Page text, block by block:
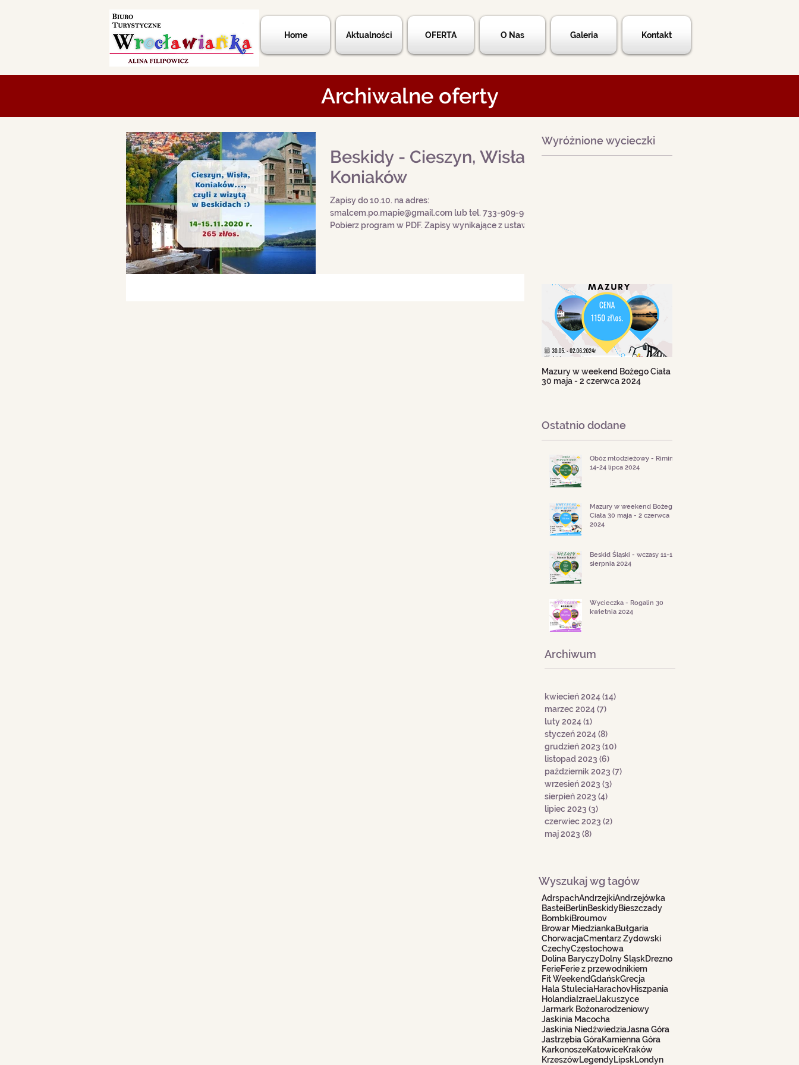
Home Aktualności OFERTA O Nas Galeria Kontakt
Archiwalne oferty
Beskidy - Cieszyn, Wisła,
Koniaków
Zapisy do 10.10. na adres:
smalcem.po.mapie@gmail.com lub tel. 733-909-902.
Pobierz program w PDF. Zapisy wynikające z ustawy
Wyróżnione wycieczki
Mazury w weekend Bożego Ciała
30 maja - 2 czerwca 2024
Ostatnio dodane
Obóz młodzieżowy - Rimini
14-24 lipca 2024
Mazury w weekend Bożego
Ciała 30 maja - 2 czerwca
2024
Beskid Śląski - wczasy 11-18
sierpnia 2024
Wycieczka - Rogalin 30
kwietnia 2024
Archiwum
kwiecień 2024(14)
marzec 2024(7)
luty 2024(1)
styczeń 2024(8)
grudzień 2023 (10)
listopad 2023 (6)
październik 2023 (7)
wrzesień 2023 (3)
sierpień 2023 (4)
lipiec 2023 (3)
czerwiec 2023 (2)
maj 2023 (8)
Wyszukaj wg tagów
AdrspachAndrzejkiAndrzejówka
BasteiBerlinBeskidyBieszczady
BombkiBroumov
Browar MiedziankaBułgaria
ChorwacjaCmentarz Żydowski
CzechyCzęstochowa
Dolina BaryczyDolny ŚląskDrezno
FerieFerie z przewodnikiem
Fit WeekendGdańskGrecja
Hala StuleciaHarachovHiszpania
Holandia IzraelJakuszyce
Jarmark Bożonarodzeniowy
Jaskinia Macocha
Jaskinia NiedźwiedziaJasna Góra
Jastrzębia GóraKamienna Góra
KarkonoszeKatowiceKraków
KrzeszówLegendyLipskLondyn